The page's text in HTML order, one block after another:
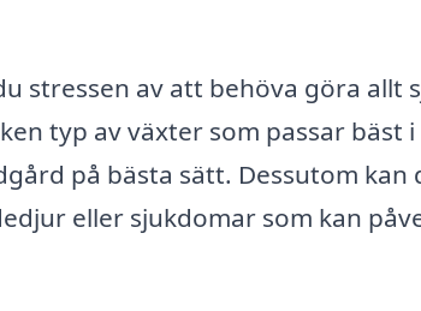
stressen av att behöva göra allt
typ av växter som passar bäst i
på bästa sätt. Dessutom kan
eller sjukdomar som kan